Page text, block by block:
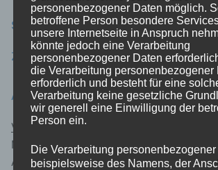
SITZUNGEN IM KASTELL:
Zu den aktuellen Terminen
ANSPRECHPARTNER
Vorstandsvorsitzender:
Michael Vorwerk
An der Ley 4
personenbezogener Daten möglich.
betroffene Person besondere
unsere Internetseite in Anspruch
könnte jedoch eine Verarbeitung
personenbezogener Daten
die Verarbeitung personenbezogener
erforderlich und besteht für eine
Verarbeitung keine gesetzliche
wir generell eine Einwilligung der
Person ein.
Die Verarbeitung personenbezogener
beispielsweise des Namens, der